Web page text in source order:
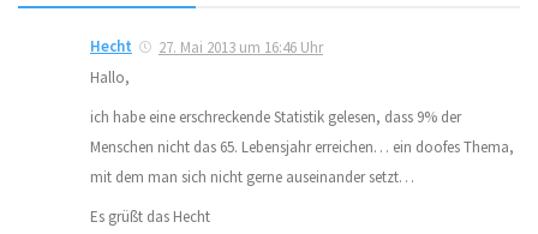
Hecht
27. Mai 2013 um 16:46 Uhr
Hallo,
ich habe eine erschreckende Statistik gelesen, dass 9% der
Menschen nicht das 65. Lebensjahr erreichen… ein doofes Thema,
mit dem man sich nicht gerne auseinander setzt…
Es grüßt das Hecht